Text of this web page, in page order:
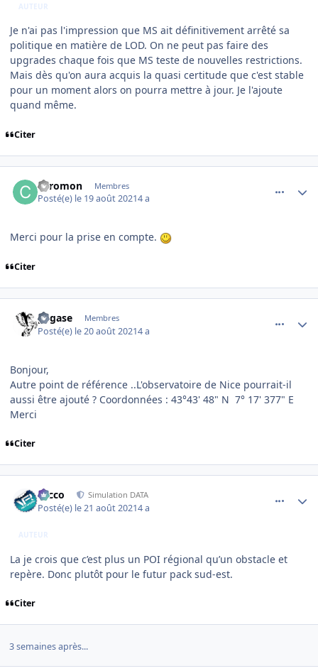
AUTEUR
Je n'ai pas l'impression que MS ait définitivement arrêté sa
politique en matière de LOD. On ne peut pas faire des
upgrades chaque fois que MS teste de nouvelles restrictions.
Mais dès qu'on aura acquis la quasi certitude que c'est stable
pour un moment alors on pourra mettre à jour. Je l'ajoute
quand même.
Citer
coromon Membres
Posté(e) le 19 août 20214 a
Merci pour la prise en compte.
Citer
pegase Membres
Posté(e) le 20 août 20214 a
Bonjour,
Autre point de référence ..L'observatoire de Nice pourrait-il
aussi être ajouté ? Coordonnées : 43°43' 48" N 7° 17' 377" E
Merci
Citer
Nicco Simulation DATA
Posté(e) le 21 août 20214 a
AUTEUR
La je crois que c’est plus un POI régional qu’un obstacle et
repère. Donc plutôt pour le futur pack sud-est.
Citer
3 semaines après...